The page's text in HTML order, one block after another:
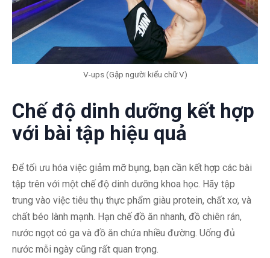
V-ups (Gập người kiểu chữ V)
Chế độ dinh dưỡng kết hợp
với bài tập hiệu quả
Để tối ưu hóa việc giảm mỡ bụng, bạn cần kết hợp các bài
tập trên với một chế độ dinh dưỡng khoa học. Hãy tập
trung vào việc tiêu thụ thực phẩm giàu protein, chất xơ, và
chất béo lành mạnh. Hạn chế đồ ăn nhanh, đồ chiên rán,
nước ngọt có ga và đồ ăn chứa nhiều đường. Uống đủ
nước mỗi ngày cũng rất quan trọng.